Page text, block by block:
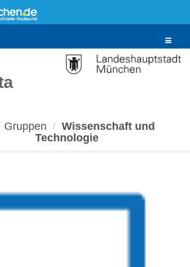
Toggle
Gruppen
Wissenschaft und
Technologie